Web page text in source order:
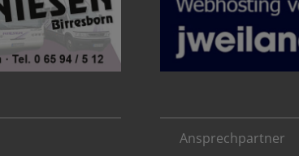
Ansprechpartner